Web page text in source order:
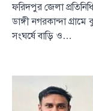
ফরিদপুর জেলা
ডাঙ্গী নগরকান্দা
সংঘর্ষে বাড়ি ও…